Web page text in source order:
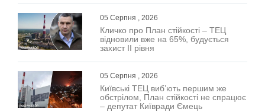
05 Серпня , 2026
Кличко про План стійкості – ТЕЦ
відновили вже на 65%, будується
захист ІІ рівня
05 Серпня , 2026
Київські ТЕЦ виб’ють першим же
обстрілом, План стійкості не спрацює
– депутат Київради Ємець